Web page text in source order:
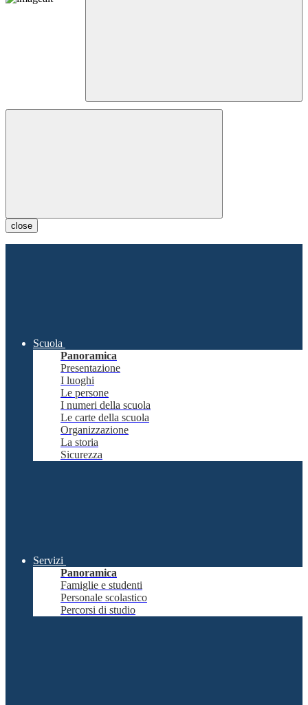
close
Scuola
Panoramica
Presentazione
I luoghi
Le persone
I numeri della scuola
Le carte della scuola
Organizzazione
La storia
Sicurezza
Servizi
Panoramica
Famiglie e studenti
Personale scolastico
Percorsi di studio